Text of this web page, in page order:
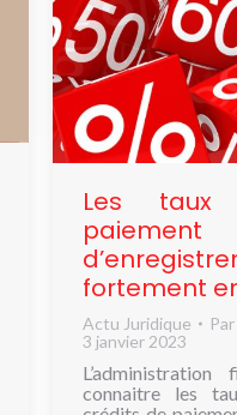
Les
fortement
Actu Juridique Par
3 janvier 2023
connaitre les